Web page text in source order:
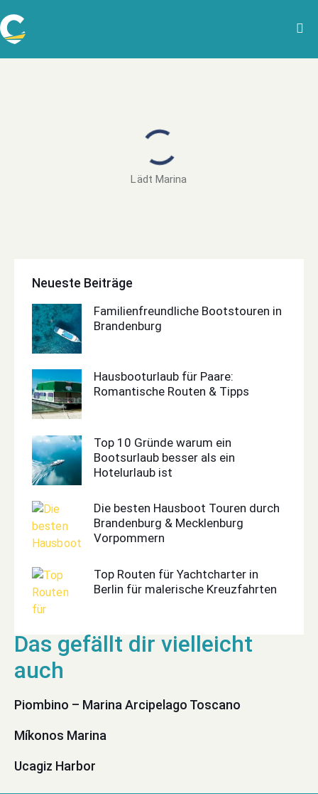
Lädt Marina
Neueste Beiträge
Familienfreundliche Bootstouren in
Brandenburg
Hausbooturlaub für Paare:
Romantische Routen & Tipps
Top 10 Gründe warum ein
Bootsurlaub besser als ein
Hotelurlaub ist
Die besten Hausboot Touren durch
Brandenburg & Mecklenburg
Vorpommern
Top Routen für Yachtcharter in
Berlin für malerische Kreuzfahrten
Piombino – Marina Arcipelago Toscano
Míkonos Marina
Ucagiz Harbor